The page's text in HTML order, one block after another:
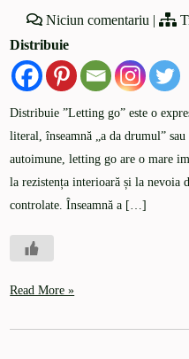
Niciun comentariu |
Distribuie
Distribuie ”Letting go” este o
literal, înseamnă „a da drumul”
autoimune, letting go are o mare
la rezistența interioară și la nevoia
controlate. Înseamnă a […]
Read More »